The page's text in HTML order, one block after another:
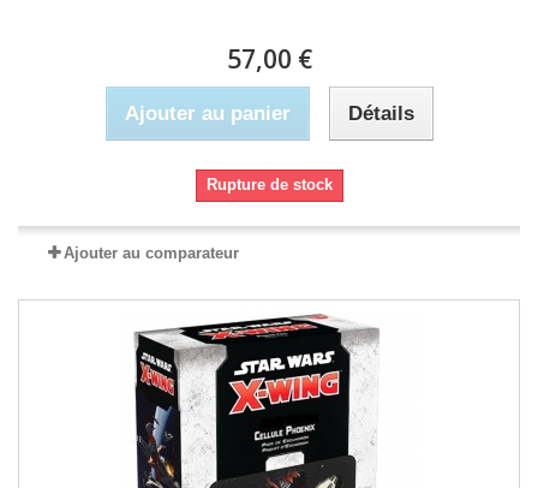
57,00 €
Ajouter au panier Détails
Rupture de stock
Ajouter au comparateur